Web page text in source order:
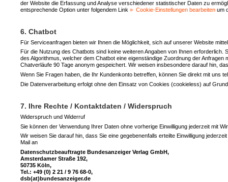
der Website die Erfassung und Analyse verschiedener statistischer Daten zu
entsprechende Option unter folgendem Link
Cookie-Einstellungen bearbeiten um
6. Chatbot
Für Serviceanfragen bieten wir Ihnen die Möglichkeit, sich auf unserer Website
Für die Nutzung des Chatbots sind keine weiteren Angaben von Ihnen
des Algorithmus, welcher dem Chatbot eine eigenständige Zuordnung der
Chatverläufe 90 Tage anonym gespeichert. Wir weisen insbesondere darauf hin,
Wenn Sie Fragen haben, die Ihr Kundenkonto betreffen, können Sie direkt mit uns
Die Datenverarbeitung erfolgt ohne den Einsatz von Cookies (cookieless) auf
7. Ihre Rechte / Kontaktdaten / Widerspruch
Widerspruch und Widerruf
Sie können der Verwendung Ihrer Daten ohne vorherige Einwilligung jederzeit mit
Wir weisen Sie darauf hin, dass Sie eine gegebenenfalls erteilte Einwilligung
Mail an
Datenschutzbeauftragte Bundesanzeiger Verlag GmbH,
Amsterdamer Straße 192,
50735 Köln,
Tel.: +49 (0) 2 21 / 9 76 68-0,
dsb(at)bundesanzeiger.de